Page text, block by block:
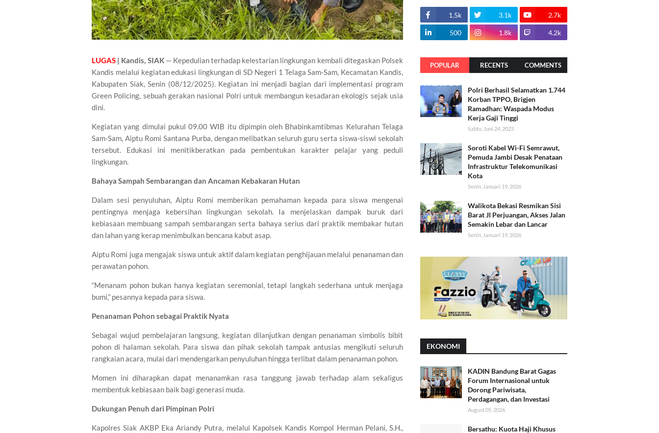
LUGAS | Kandis, SIAK— Kepedulian terhadap kelestarian lingkungan kembali ditegaskan Polsek
Kandis melalui kegiatan edukasi lingkungan di SD Negeri 1 Telaga Sam-Sam, Kecamatan Kandis,
Kabupaten Siak, Senin (08/12/2025). Kegiatan ini menjadi bagian dari implementasi program
Green Policing, sebuah gerakan nasional Polri untuk membangun kesadaran ekologis sejak usia
dini.
Kegiatan yang dimulai pukul 09.00 WIB itu dipimpin oleh Bhabinkamtibmas Kelurahan Telaga
Sam-Sam, Aiptu Romi Santana Purba, dengan melibatkan seluruh guru serta siswa-siswi sekolah
tersebut. Edukasi ini menitikberatkan pada pembentukan karakter pelajar yang peduli
lingkungan.
Bahaya Sampah Sembarangan dan Ancaman Kebakaran Hutan
Dalam sesi penyuluhan, Aiptu Romi memberikan pemahaman kepada para siswa mengenai
pentingnya menjaga kebersihan lingkungan sekolah. Ia menjelaskan dampak buruk dari
kebiasaan membuang sampah sembarangan serta bahaya serius dari praktik membakar hutan
dan lahan yang kerap menimbulkan bencana kabut asap.
Aiptu Romi juga mengajak siswa untuk aktif dalam kegiatan penghijauan melalui penanaman dan
perawatan pohon.
“Menanam pohon bukan hanya kegiatan seremonial, tetapi langkah sederhana untuk menjaga
bumi,” pesannya kepada para siswa.
Penanaman Pohon sebagai Praktik Nyata
Sebagai wujud pembelajaran langsung, kegiatan dilanjutkan dengan penanaman simbolis bibit
pohon di halaman sekolah. Para siswa dan pihak sekolah tampak antusias mengikuti seluruh
rangkaian acara, mulai dari mendengarkan penyuluhan hingga terlibat dalam penanaman pohon.
Momen ini diharapkan dapat menanamkan rasa tanggung jawab terhadap alam sekaligus
membentuk kebiasaan baik bagi generasi muda.
Dukungan Penuh dari Pimpinan Polri
Kapolres Siak AKBP Eka Ariandy Putra, melalui Kapolsek Kandis Kompol Herman Pelani, S.H.,
1.5k 3.1k 2.7k
500 1.8k 4.2k
POPULAR RECENTS COMMENTS
Polri Berhasil Selamatkan 1.744
Korban TPPO, Brigjen
Ramadhan: Waspada Modus
Kerja Gaji Tinggi
Sabtu, Juni 24, 2023
Soroti Kabel Wi-Fi Semrawut,
Pemuda Jambi Desak Penataan
Infrastruktur Telekomunikasi
Kota
Senin, Januari 19, 2026
Walikota Bekasi Resmikan Sisi
Barat Jl Perjuangan, Akses Jalan
Semakin Lebar dan Lancar
Senin, Januari 19, 2026
EKONOMI
KADIN Bandung Barat Gagas
Forum Internasional untuk
Dorong Pariwisata,
Perdagangan, dan Investasi
August 05, 2026
Bersathu: Kuota Haji Khusus